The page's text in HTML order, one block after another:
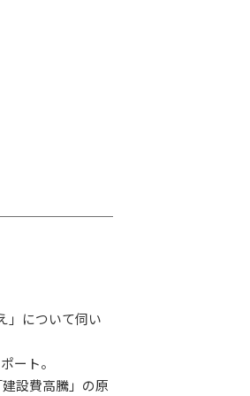
」について伺い
ート。
設費高騰」の原